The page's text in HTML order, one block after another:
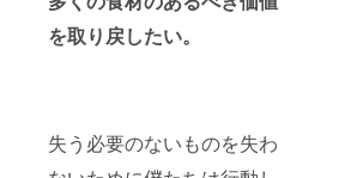
を取り戻したい。
失う必要のないものを失わ